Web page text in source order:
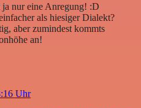
nur eine Anregung! :D
als hiesiger Dialekt?
aber zumindest kommts
an!
Uhr